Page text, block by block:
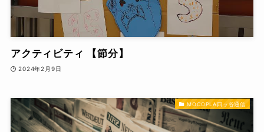
アクティビティ 【節分】
2024年2月9日
MOCOPLA四ッ谷通信